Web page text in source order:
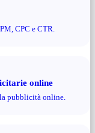
CPC e CTR.
online
pubblicità online.